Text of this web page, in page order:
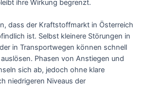
ihre Wirkung begrenzt.
dass der Kraftstoffmarkt in Österreich
ist. Selbst kleinere Störungen in
in Transportwegen können schnell
Phasen von Anstiegen und
sich ab, jedoch ohne klare
niedrigeren Niveaus der